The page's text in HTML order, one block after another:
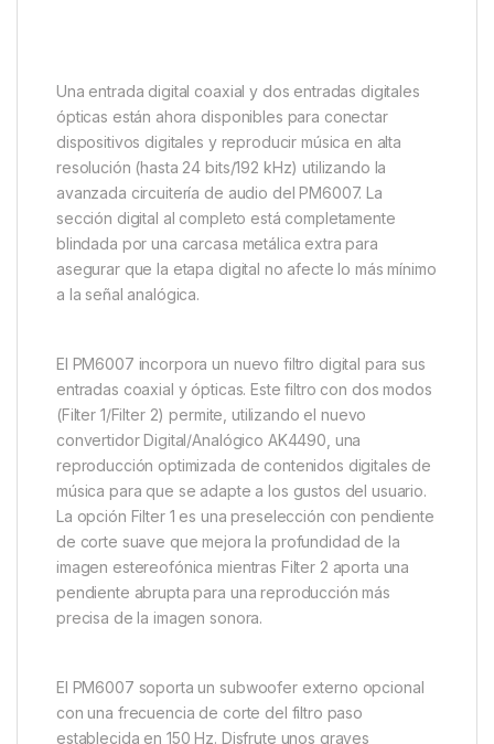
Una entrada digital coaxial y dos entradas digitales
ópticas están ahora disponibles para conectar
dispositivos digitales y reproducir música en alta
resolución (hasta 24 bits/192 kHz) utilizando la
avanzada circuitería de audio del PM6007. La
sección digital al completo está completamente
blindada por una carcasa metálica extra para
asegurar que la etapa digital no afecte lo más mínimo
a la señal analógica.
El PM6007 incorpora un nuevo filtro digital para sus
entradas coaxial y ópticas. Este filtro con dos modos
(Filter 1/Filter 2) permite, utilizando el nuevo
convertidor Digital/Analógico AK4490, una
reproducción optimizada de contenidos digitales de
música para que se adapte a los gustos del usuario.
La opción Filter 1 es una preselección con pendiente
de corte suave que mejora la profundidad de la
imagen estereofónica mientras Filter 2 aporta una
pendiente abrupta para una reproducción más
precisa de la imagen sonora.
El PM6007 soporta un subwoofer externo opcional
con una frecuencia de corte del filtro paso
establecida en 150 Hz. Disfrute unos graves